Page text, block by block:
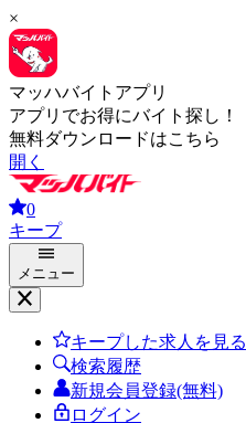
×
マッハバイトアプリ
アプリでお得にバイト探し！
無料ダウンロードはこちら
開く
0
キープ
メニュー
キープした求人を見る
検索履歴
新規会員登録(無料)
ログイン